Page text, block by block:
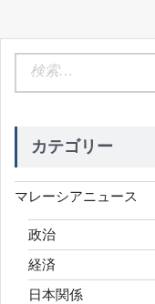
カテゴリー
マレーシアニュース
政治
経済
日本関係